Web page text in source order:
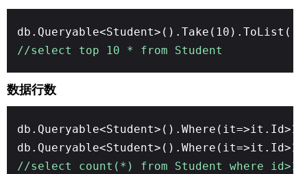
db.Queryable<Student>().Take(10).ToList()
//select top 10 * from Student
数据行数
//select count(*) from Student where id>11